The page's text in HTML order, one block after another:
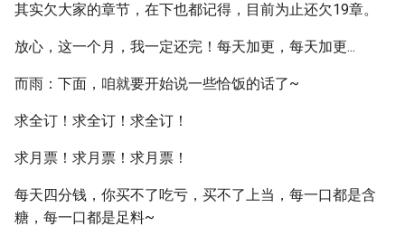
其实欠大家的章节，在下也都记得，目前为止还欠19章。
放心，这一个月，我一定还完！每天加更，每天加更...
而雨：下面，咱就要开始说一些恰饭的话了~
求全订！求全订！求全订！
求月票！求月票！求月票！
每天四分钱，你买不了吃亏，买不了上当，每一口都是含
糖，每一口都是足料~